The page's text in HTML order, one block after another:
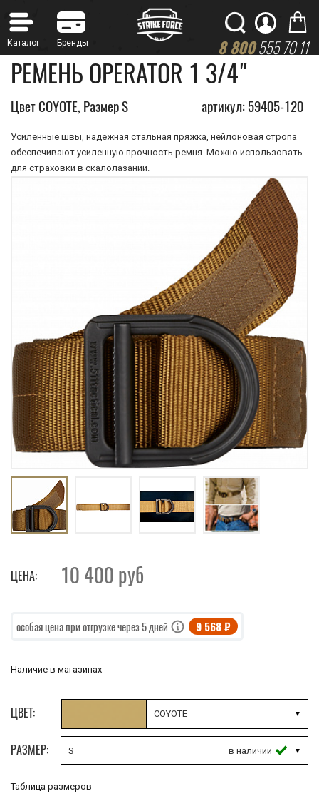
8 800555 70 11
РЕМЕНЬ OPERATOR 1 3/4"
Цвет COYOTE, Размер S артикул: 59405-120
Усиленные швы, надежная стальная пряжка, нейлоновая стропа
обеспечивают усиленную прочность ремня. Можно использовать
для страховки в скалолазании.
ЦЕНА: 10 400 руб
особая цена при отгрузке через 5 дней 9 568 ₽
Наличие в магазинах
ЦВЕТ: COYOTE
РАЗМЕР: S
Таблица размеров